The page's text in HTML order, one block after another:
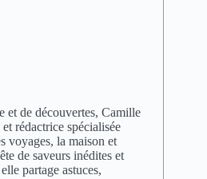
et de découvertes, Camille
rédactrice spécialisée
voyages, la maison et
de saveurs inédites et
partage astuces,